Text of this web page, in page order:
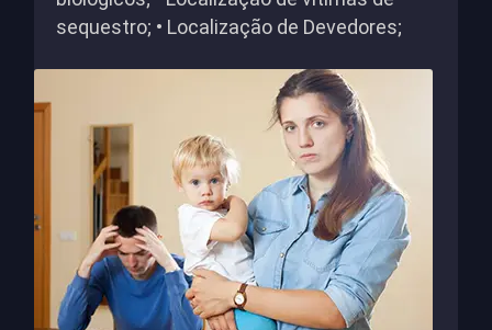
sequestro; • Localização de Devedores;